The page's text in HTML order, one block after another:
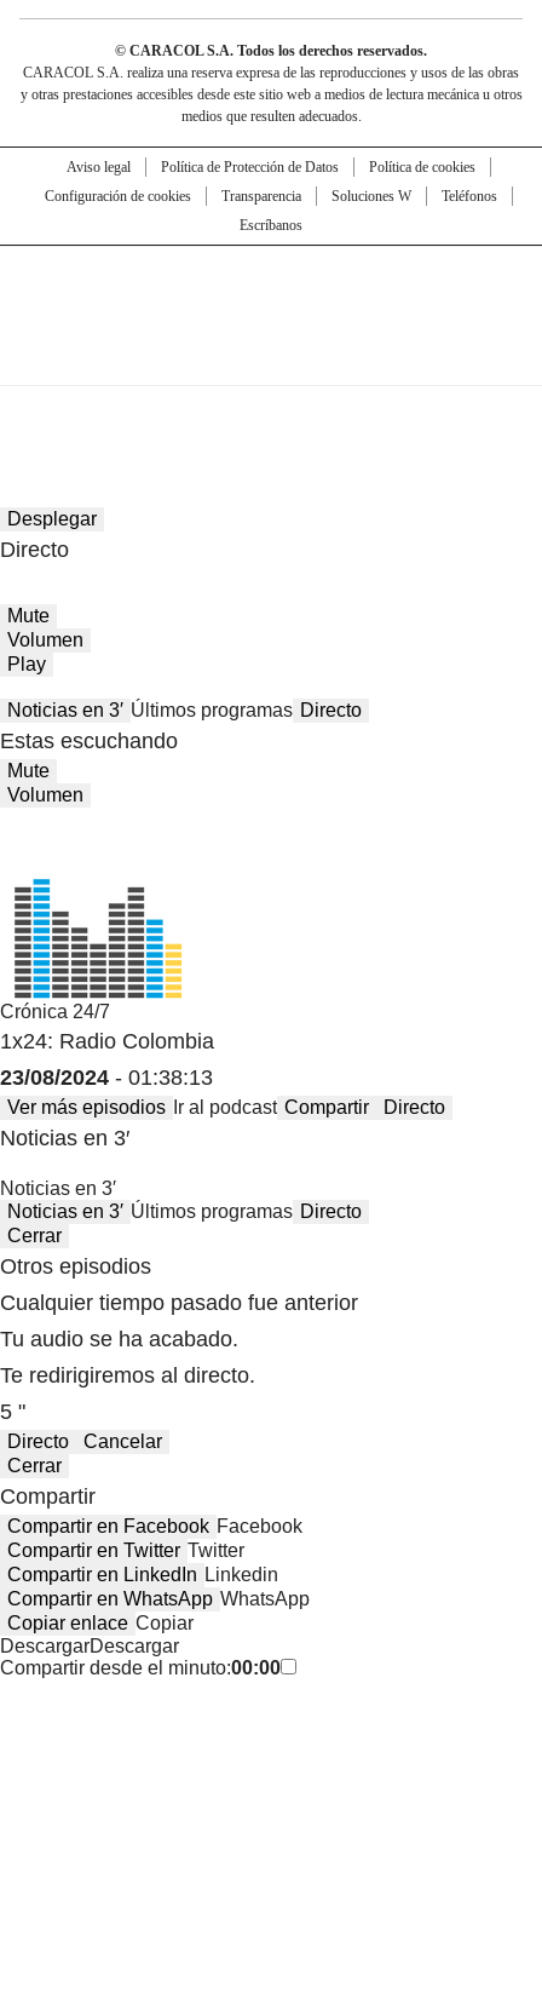
© CARACOL S.A. Todos los derechos reservados.
CARACOL S.A. realiza una reserva expresa de las reproducciones y usos de las obras
y otras prestaciones accesibles desde este sitio web a medios de lectura mecánica u otros
medios que resulten adecuados.
Aviso legal Política de Protección de Datos
Política de cookies
Configuración de cookies
Transparencia Soluciones W
Teléfonos
Escríbanos
Desplegar
Directo
Mute
Volumen
Play
Noticias en 3′ Últimos programas Directo
Estas escuchando
Mute
Volumen
Crónica 24/7
1x24: Radio Colombia
23/08/2024 - 01:38:13
Ver más episodios Ir al podcast Compartir Directo
Noticias en 3′
Noticias en 3′
Noticias en 3′ Últimos programas Directo
Cerrar
Otros episodios
Cualquier tiempo pasado fue anterior
Tu audio se ha acabado.
Te redirigiremos al directo.
5 "
Directo
Cancelar
Cerrar
Compartir
Compartir en Facebook Facebook
Compartir en Twitter Twitter
Compartir en LinkedIn Linkedin
Compartir en WhatsApp WhatsApp
Copiar enlace Copiar
DescargarDescargar
Compartir desde el minuto:00:00